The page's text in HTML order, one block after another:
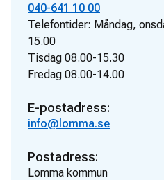
040-641 10 00
Telefontider: Måndag,
15.00
Tisdag 08.00-15.30
Fredag 08.00-14.00
E-postadress:
info@lomma.se
Postadress:
Lomma kommun